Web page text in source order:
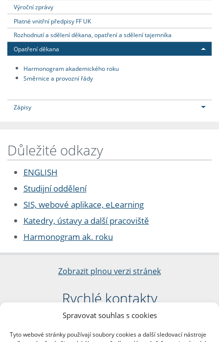
Spravovat souhlas s cookies
Tyto webové stránky používají soubory cookies a další sledovací nástroje
Výroční zprávy
Platné vnitřní předpisy FF UK
Rozhodnutí a sdělení děkana, opatření a sdělení tajemníka
Opatření děkana
Harmonogram akademického roku
Směrnice a provozní řády
Zápisy
Důležité odkazy
ENGLISH
Studijní oddělení
SIS, webové aplikace, eLearning
Katedry, ústavy a další pracoviště
Harmonogram ak. roku
Zobrazit plnou verzi stránek
Rychlé kontakty
Filozofická fakulta
nám. Jana Palacha 1/2